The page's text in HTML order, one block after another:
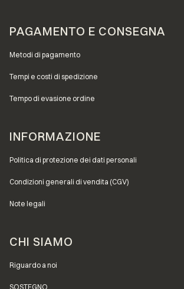
PAGAMENTO E CONSEGNA
Metodi di pagamento
Tempi e costi di spedizione
Tempo di evasione ordine
INFORMAZIONE
Politica di protezione dei dati personali
Condizioni generali di vendita (CGV)
Note legali
CHI SIAMO
Riguardo a noi
SOSTEGNO